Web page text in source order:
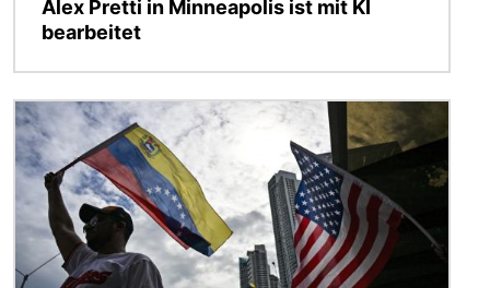
Alex Pretti in Minneapolis ist mit KI
bearbeitet
Bild